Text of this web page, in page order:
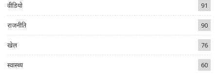
वीडियो 91
राजनीति 90
खेल 76
स्वास्थ्य 60